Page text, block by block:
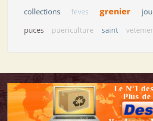
collections feves grenier
puces
puericulture saint